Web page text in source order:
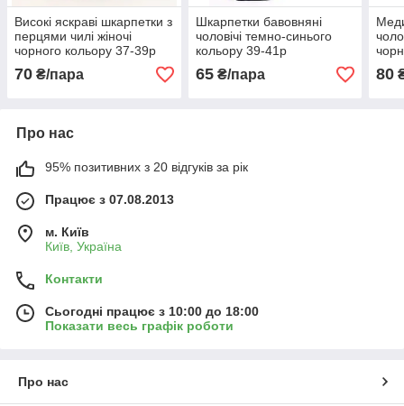
Високі яскраві шкарпетки з
перцями чилі жіночі
чорного кольору 37-39р
70 ₴/пара
Шкарпетки бавовняні
чоловічі темно-синього
кольору 39-41р
65₴/пара 80
Про нас
95% позитивних з 20 відгуків за рік
Працює з 07.08.2013
м. Київ
Київ, Україна
Контакти
Сьогодні працює з 10:00 до 18:00
Показати весь графік роботи
Про нас